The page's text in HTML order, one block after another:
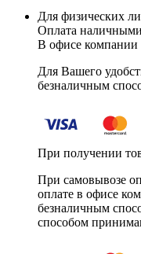
Для физических
Оплата
В офисе компании
Для Вашего
безналичным
При получении
При самовывозе
оплате в офисе
безналичным
способом